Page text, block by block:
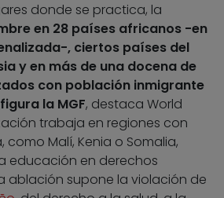
donde se practica, la
en 28 países africanos -en
, ciertos países del
y en más de una docena de
con población inmigrante
la MGF, destaca World
trabaja en regiones con
Malí, Kenia o Somalia,
educación en derechos
ablación supone la violación de